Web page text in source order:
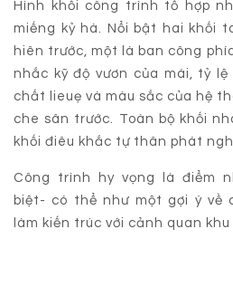
Hình khối công trình tổ hợp
miếng kỷ hà. Nổi bật hai khối
hiên trước, một là ban công
nhắc kỹ độ vươn của mái, tỷ
chất lieuẹ và màu sắc của hệ
che sân trước. Toàn bộ khối
khối điêu khắc tự thân phát
Công trình hy vọng là điểm
biệt- có thể như một gợi ý về
làm kiến trúc với cảnh quan khu